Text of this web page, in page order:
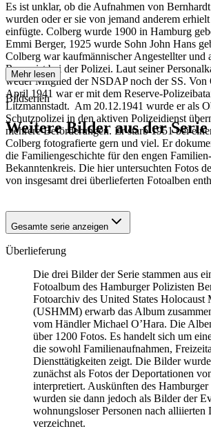
Es ist unklar, ob die Aufnahmen von
wurden oder er sie von jemand anderem
einfügte. Colberg wurde 1900 in Hamburg
Emmi Berger, 1925 wurde Sohn John Hans
Colberg war kaufmännischer Angestellter und
Reservist bei der Polizei. Laut seiner
weder Mitglied der NSDAP noch der SS. Von
April 1941 war er mit dem Reserve-
Litzmannstadt. Am 20.12.1941 wurde er als
Schutzpolizei in den aktiven Polizeidienst
mehrere Beförderungen. Er starb 1951 bei
Colberg fotografierte gern und viel. Er
die Familiengeschichte für den engen
Bekanntenkreis. Die hier untersuchten Fotos
von insgesamt drei überlieferten Fotoalben
Mehr lesen
Bildserien
Weitere Bilder aus der Serie
1941 Hamburg
1941 Hamburg
1941 Hamburg
Gesamte serie anzeigen
Überlieferung
Die drei Bilder der Serie stammen aus
Fotoalbum des Hamburger Polizisten
Fotoarchiv des United States Holocaust
(USHMM) erwarb das Album
vom Händler Michael O’Hara. Die
über 1200 Fotos. Es handelt sich um
die sowohl Familienaufnahmen,
Diensttätigkeiten zeigt. Die Bilder
zunächst als Fotos der Deportationen
interpretiert. Auskünften des Hamburger
wurden sie dann jedoch als Bilder der
wohnungsloser Personen nach
verzeichnet.